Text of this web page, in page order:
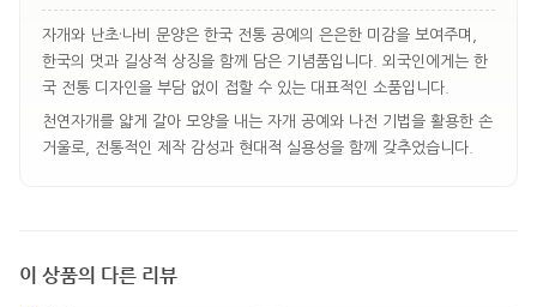
자개와 난초·나비 문양은 한국 전통 공예의 은은한 미감을 보여주며,
한국의 멋과 길상적 상징을 함께 담은 기념품입니다. 외국인에게는 한
국 전통 디자인을 부담 없이 접할 수 있는 대표적인 소품입니다.
천연자개를 얇게 갈아 모양을 내는 자개 공예와 나전 기법을 활용한 손
거울로, 전통적인 제작 감성과 현대적 실용성을 함께 갖추었습니다.
이 상품의 다른 리뷰